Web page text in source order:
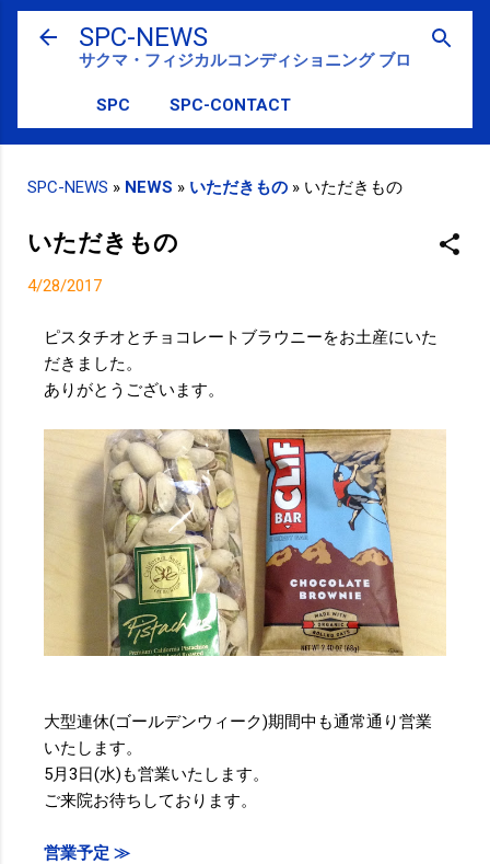
スキップしてメイン コンテンツに移動
SPC-NEWS
サクマ・フィジカルコンディショニング ブログ
SPC SPC-CONTACT
SPC-NEWS » NEWS » いただきもの » いただきもの
いただきもの
4/28/2017
ピスタチオとチョコレートブラウニーをお土産にいた
だきました。
ありがとうございます。
大型連休(ゴールデンウィーク)期間中も通常通り営業
いたします。
5月3日(水)も営業いたします。
ご来院お待ちしております。
営業予定 ≫